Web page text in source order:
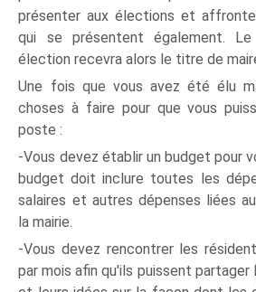
présenter aux élections et
qui se présentent également.
élection recevra alors le titre de
Une fois que vous avez été élu
choses à faire pour que vous
poste :
-Vous devez établir un budget pour
budget doit inclure toutes les
salaires et autres dépenses liées
la mairie.
-Vous devez rencontrer les
par mois afin qu'ils puissent